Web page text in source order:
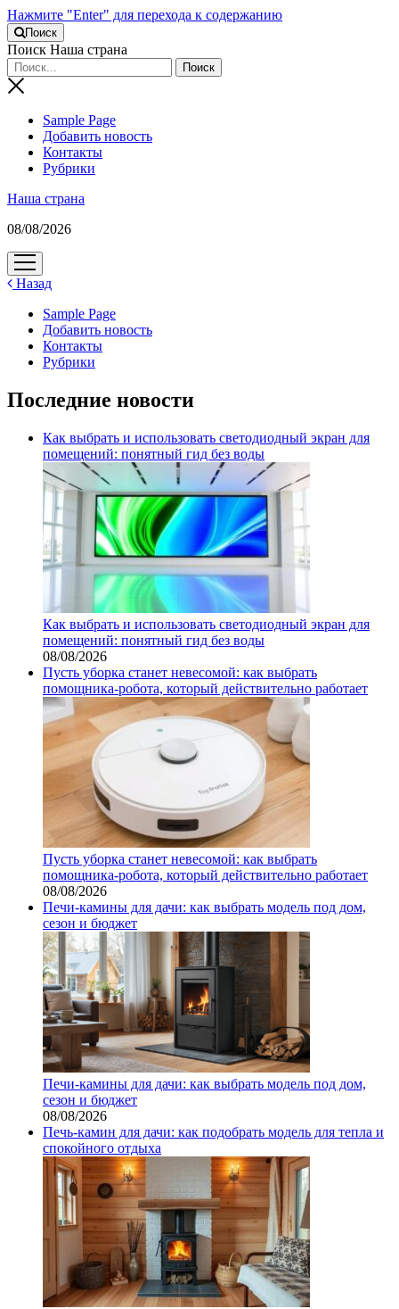
Нажмите "Enter" для перехода к содержанию
Поиск
Поиск Наша страна
Sample Page
Добавить новость
Контакты
Рубрики
Наша страна
08/08/2026
открыть
меню
Назад
Sample Page
Добавить новость
Контакты
Рубрики
Последние новости
Как выбрать и использовать светодиодный экран для
помещений: понятный гид без воды
Как выбрать и использовать светодиодный экран для
помещений: понятный гид без воды
08/08/2026
Пусть уборка станет невесомой: как выбрать
помощника‑робота, который действительно работает
Пусть уборка станет невесомой: как выбрать
помощника‑робота, который действительно работает
08/08/2026
Печи-камины для дачи: как выбрать модель под дом,
сезон и бюджет
Печи-камины для дачи: как выбрать модель под дом,
сезон и бюджет
08/08/2026
Печь-камин для дачи: как подобрать модель для тепла и
спокойного отдыха